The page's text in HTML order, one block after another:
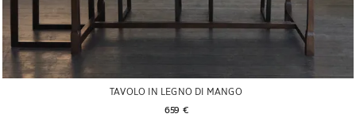
TAVOLO IN LEGNO DI MANGO
659 €